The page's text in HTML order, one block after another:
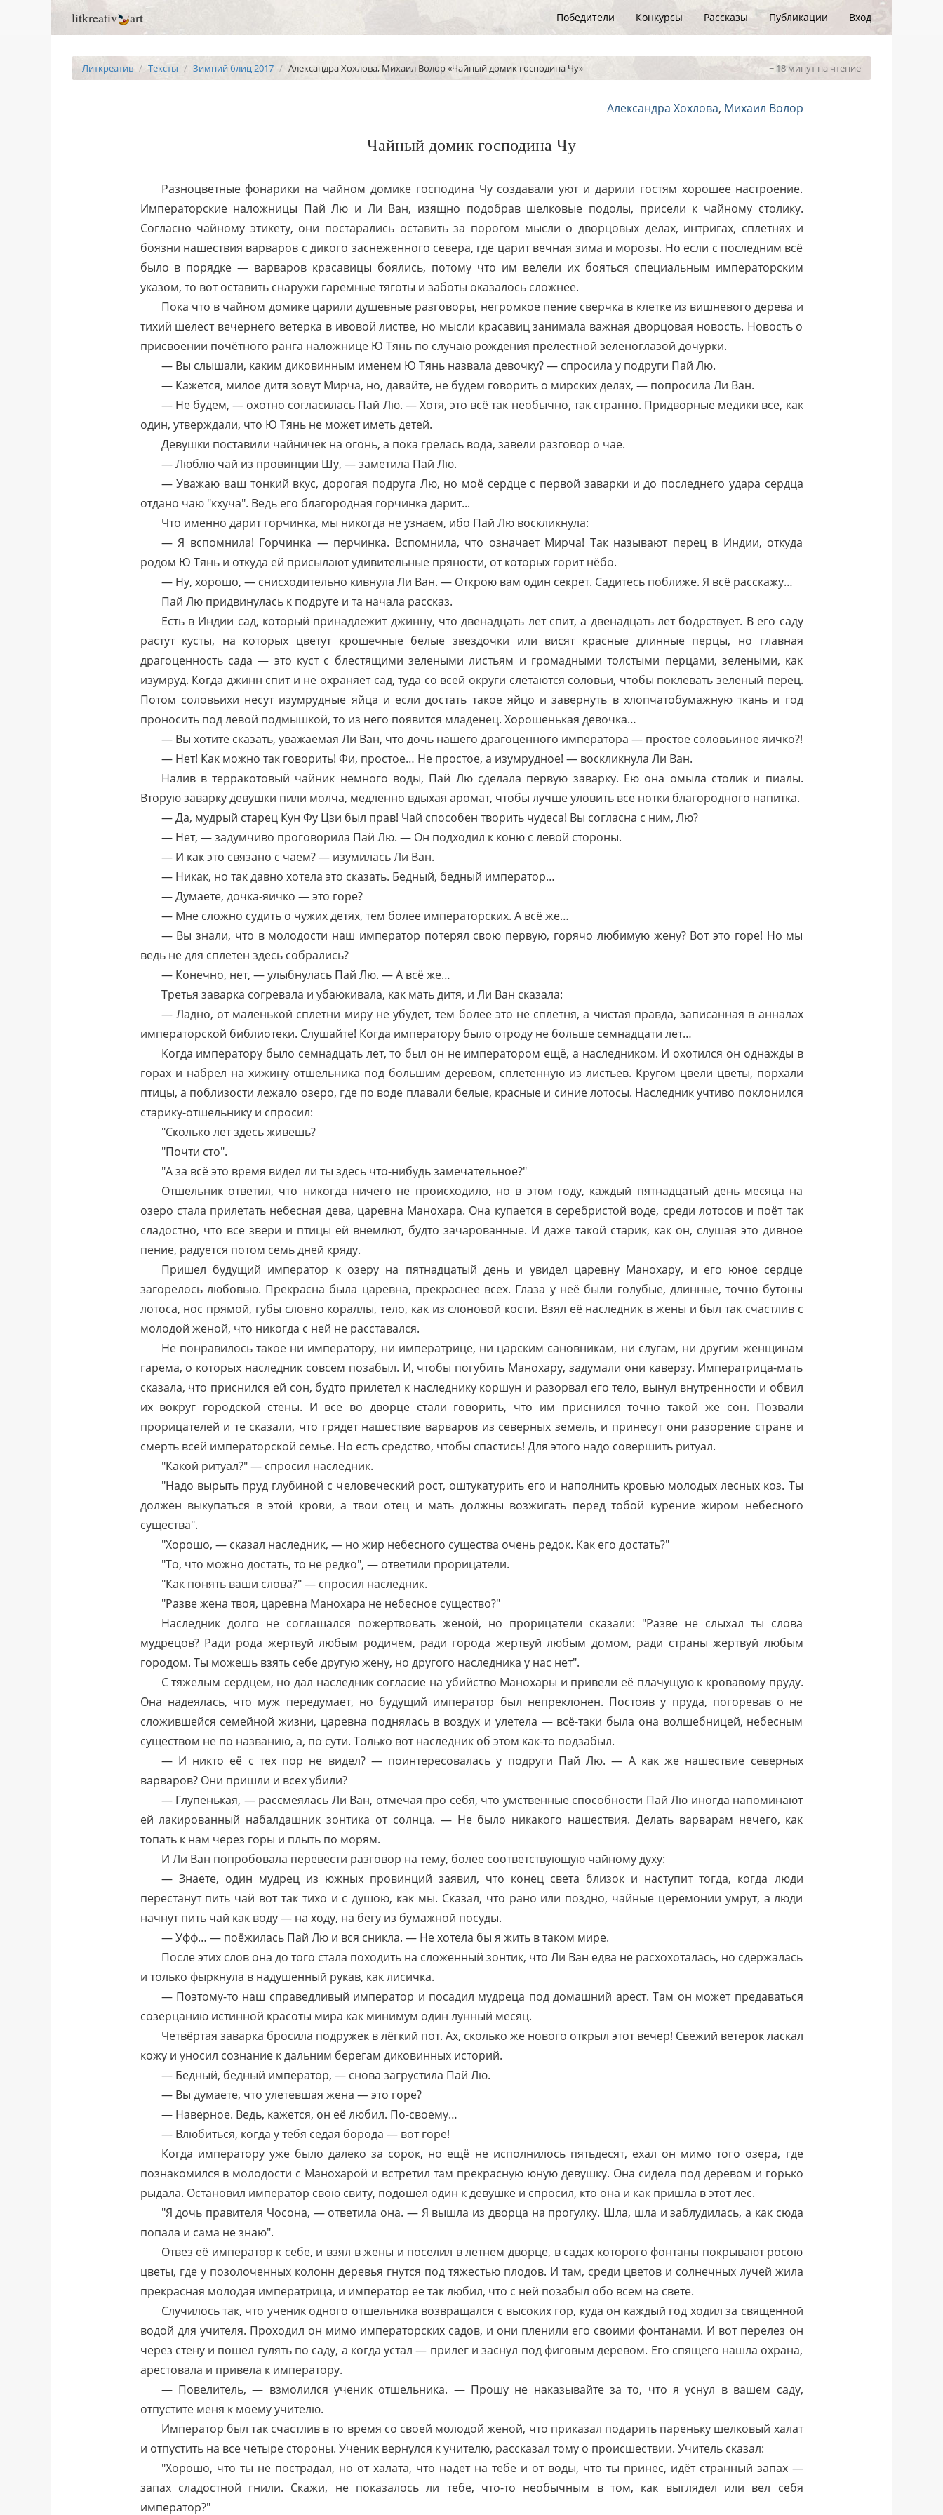
litkreativ art Победители Конкурсы Рассказы Публикации Вход
Литкреатив Тексты Зимний блиц 2017 Александра Хохлова, Михаил Волор «Чайный домик господина Чу» ~ 18 минут на чтение
Александра Хохлова, Михаил Волор
Чайный домик господина Чу
Разноцветные фонарики на чайном домике господина Чу создавали уют и дарили гостям хорошее настроение.
Императорские наложницы Пай Лю и Ли Ван, изящно подобрав шелковые подолы, присели к чайному столику.
Согласно чайному этикету, они постарались оставить за порогом мысли о дворцовых делах, интригах, сплетнях и
боязни нашествия варваров с дикого заснеженного севера, где царит вечная зима и морозы. Но если с последним всё
было в порядке — варваров красавицы боялись, потому что им велели их бояться специальным императорским
указом, то вот оставить снаружи гаремные тяготы и заботы оказалось сложнее.
Пока что в чайном домике царили душевные разговоры, негромкое пение сверчка в клетке из вишневого дерева и
тихий шелест вечернего ветерка в ивовой листве, но мысли красавиц занимала важная дворцовая новость. Новость о
присвоении почётного ранга наложнице Ю Тянь по случаю рождения прелестной зеленоглазой дочурки.
— Вы слышали, каким диковинным именем Ю Тянь назвала девочку? — спросила у подруги Пай Лю.
— Кажется, милое дитя зовут Мирча, но, давайте, не будем говорить о мирских делах, — попросила Ли Ван.
— Не будем, — охотно согласилась Пай Лю. — Хотя, это всё так необычно, так странно. Придворные медики все, как
один, утверждали, что Ю Тянь не может иметь детей.
Девушки поставили чайничек на огонь, а пока грелась вода, завели разговор о чае.
— Люблю чай из провинции Шу, — заметила Пай Лю.
— Уважаю ваш тонкий вкус, дорогая подруга Лю, но моё сердце с первой заварки и до последнего удара сердца
отдано чаю "кхуча". Ведь его благородная горчинка дарит...
Что именно дарит горчинка, мы никогда не узнаем, ибо Пай Лю воскликнула:
— Я вспомнила! Горчинка — перчинка. Вспомнила, что означает Мирча! Так называют перец в Индии, откуда
родом Ю Тянь и откуда ей присылают удивительные пряности, от которых горит нёбо.
— Ну, хорошо, — снисходительно кивнула Ли Ван. — Открою вам один секрет. Садитесь поближе. Я всё расскажу…
Пай Лю придвинулась к подруге и та начала рассказ.
Есть в Индии сад, который принадлежит джинну, что двенадцать лет спит, а двенадцать лет бодрствует. В его саду
растут кусты, на которых цветут крошечные белые звездочки или висят красные длинные перцы, но главная
драгоценность сада — это куст с блестящими зелеными листьям и громадными толстыми перцами, зелеными, как
изумруд. Когда джинн спит и не охраняет сад, туда со всей округи слетаются соловьи, чтобы поклевать зеленый перец.
Потом соловьихи несут изумрудные яйца и если достать такое яйцо и завернуть в хлопчатобумажную ткань и год
проносить под левой подмышкой, то из него появится младенец. Хорошенькая девочка…
— Вы хотите сказать, уважаемая Ли Ван, что дочь нашего драгоценного императора — простое соловьиное яичко?!
— Нет! Как можно так говорить! Фи, простое… Не простое, а изумрудное! — воскликнула Ли Ван.
Налив в терракотовый чайник немного воды, Пай Лю сделала первую заварку. Ею она омыла столик и пиалы.
Вторую заварку девушки пили молча, медленно вдыхая аромат, чтобы лучше уловить все нотки благородного напитка.
— Да, мудрый старец Кун Фу Цзи был прав! Чай способен творить чудеса! Вы согласна с ним, Лю?
— Нет, — задумчиво проговорила Пай Лю. — Он подходил к коню с левой стороны.
— И как это связано с чаем? — изумилась Ли Ван.
— Никак, но так давно хотела это сказать. Бедный, бедный император…
— Думаете, дочка-яичко — это горе?
— Мне сложно судить о чужих детях, тем более императорских. А всё же…
— Вы знали, что в молодости наш император потерял свою первую, горячо любимую жену? Вот это горе! Но мы
ведь не для сплетен здесь собрались?
— Конечно, нет, — улыбнулась Пай Лю. — А всё же…
Третья заварка согревала и убаюкивала, как мать дитя, и Ли Ван сказала:
— Ладно, от маленькой сплетни миру не убудет, тем более это не сплетня, а чистая правда, записанная в анналах
императорской библиотеки. Слушайте! Когда императору было отроду не больше семнадцати лет…
Когда императору было семнадцать лет, то был он не императором ещё, а наследником. И охотился он однажды в
горах и набрел на хижину отшельника под большим деревом, сплетенную из листьев. Кругом цвели цветы, порхали
птицы, а поблизости лежало озеро, где по воде плавали белые, красные и синие лотосы. Наследник учтиво поклонился
старику-отшельнику и спросил:
"Сколько лет здесь живешь?
"Почти сто".
"А за всё это время видел ли ты здесь что-нибудь замечательное?"
Отшельник ответил, что никогда ничего не происходило, но в этом году, каждый пятнадцатый день месяца на
озеро стала прилетать небесная дева, царевна Манохара. Она купается в серебристой воде, среди лотосов и поёт так
сладостно, что все звери и птицы ей внемлют, будто зачарованные. И даже такой старик, как он, слушая это дивное
пение, радуется потом семь дней кряду.
Пришел будущий император к озеру на пятнадцатый день и увидел царевну Манохару, и его юное сердце
загорелось любовью. Прекрасна была царевна, прекраснее всех. Глаза у неё были голубые, длинные, точно бутоны
лотоса, нос прямой, губы словно кораллы, тело, как из слоновой кости. Взял её наследник в жены и был так счастлив с
молодой женой, что никогда с ней не расставался.
Не понравилось такое ни императору, ни императрице, ни царским сановникам, ни слугам, ни другим женщинам
гарема, о которых наследник совсем позабыл. И, чтобы погубить Манохару, задумали они каверзу. Императрица-мать
сказала, что приснился ей сон, будто прилетел к наследнику коршун и разорвал его тело, вынул внутренности и обвил
их вокруг городской стены. И все во дворце стали говорить, что им приснился точно такой же сон. Позвали
прорицателей и те сказали, что грядет нашествие варваров из северных земель, и принесут они разорение стране и
смерть всей императорской семье. Но есть средство, чтобы спастись! Для этого надо совершить ритуал.
"Какой ритуал?" — спросил наследник.
"Надо вырыть пруд глубиной с человеческий рост, оштукатурить его и наполнить кровью молодых лесных коз. Ты
должен выкупаться в этой крови, а твои отец и мать должны возжигать перед тобой курение жиром небесного
существа".
"Хорошо, — сказал наследник, — но жир небесного существа очень редок. Как его достать?"
"То, что можно достать, то не редко", — ответили прорицатели.
"Как понять ваши слова?" — спросил наследник.
"Разве жена твоя, царевна Манохара не небесное существо?"
Наследник долго не соглашался пожертвовать женой, но прорицатели сказали: "Разве не слыхал ты слова
мудрецов? Ради рода жертвуй любым родичем, ради города жертвуй любым домом, ради страны жертвуй любым
городом. Ты можешь взять себе другую жену, но другого наследника у нас нет".
С тяжелым сердцем, но дал наследник согласие на убийство Манохары и привели её плачущую к кровавому пруду.
Она надеялась, что муж передумает, но будущий император был непреклонен. Постояв у пруда, погоревав о не
сложившейся семейной жизни, царевна поднялась в воздух и улетела — всё-таки была она волшебницей, небесным
существом не по названию, а, по сути. Только вот наследник об этом как-то подзабыл.
— И никто её с тех пор не видел? — поинтересовалась у подруги Пай Лю. — А как же нашествие северных
варваров? Они пришли и всех убили?
— Глупенькая, — рассмеялась Ли Ван, отмечая про себя, что умственные способности Пай Лю иногда напоминают
ей лакированный набалдашник зонтика от солнца. — Не было никакого нашествия. Делать варварам нечего, как
топать к нам через горы и плыть по морям.
И Ли Ван попробовала перевести разговор на тему, более соответствующую чайному духу:
— Знаете, один мудрец из южных провинций заявил, что конец света близок и наступит тогда, когда люди
перестанут пить чай вот так тихо и с душою, как мы. Сказал, что рано или поздно, чайные церемонии умрут, а люди
начнут пить чай как воду — на ходу, на бегу из бумажной посуды.
— Уфф… — поёжилась Пай Лю и вся сникла. — Не хотела бы я жить в таком мире.
После этих слов она до того стала походить на сложенный зонтик, что Ли Ван едва не расхохоталась, но сдержалась
и только фыркнула в надушенный рукав, как лисичка.
— Поэтому-то наш справедливый император и посадил мудреца под домашний арест. Там он может предаваться
созерцанию истинной красоты мира как минимум один лунный месяц.
Четвёртая заварка бросила подружек в лёгкий пот. Ах, сколько же нового открыл этот вечер! Свежий ветерок ласкал
кожу и уносил сознание к дальним берегам диковинных историй.
— Бедный, бедный император, — снова загрустила Пай Лю.
— Вы думаете, что улетевшая жена — это горе?
— Наверное. Ведь, кажется, он её любил. По-своему…
— Влюбиться, когда у тебя седая борода — вот горе!
Когда императору уже было далеко за сорок, но ещё не исполнилось пятьдесят, ехал он мимо того озера, где
познакомился в молодости с Манохарой и встретил там прекрасную юную девушку. Она сидела под деревом и горько
рыдала. Остановил император свою свиту, подошел один к девушке и спросил, кто она и как пришла в этот лес.
"Я дочь правителя Чосона, — ответила она. — Я вышла из дворца на прогулку. Шла, шла и заблудилась, а как сюда
попала и сама не знаю".
Отвез её император к себе, и взял в жены и поселил в летнем дворце, в садах которого фонтаны покрывают росою
цветы, где у позолоченных колонн деревья гнутся под тяжестью плодов. И там, среди цветов и солнечных лучей жила
прекрасная молодая императрица, и император ее так любил, что с ней позабыл обо всем на свете.
Случилось так, что ученик одного отшельника возвращался с высоких гор, куда он каждый год ходил за священной
водой для учителя. Проходил он мимо императорских садов, и они пленили его своими фонтанами. И вот перелез он
через стену и пошел гулять по саду, а когда устал — прилег и заснул под фиговым деревом. Его спящего нашла охрана,
арестовала и привела к императору.
— Повелитель, — взмолился ученик отшельника. — Прошу не наказывайте за то, что я уснул в вашем саду,
отпустите меня к моему учителю.
Император был так счастлив в то время со своей молодой женой, что приказал подарить пареньку шелковый халат
и отпустить на все четыре стороны. Ученик вернулся к учителю, рассказал тому о происшествии. Учитель сказал:
"Хорошо, что ты не пострадал, но от халата, что надет на тебе и от воды, что ты принес, идёт странный запах —
запах сладостной гнили. Скажи, не показалось ли тебе, что-то необычным в том, как выглядел или вел себя
император?"